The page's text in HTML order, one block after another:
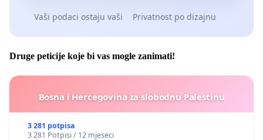
Vaši podaci ostaju vaši Privatnost po dizajnu
Druge peticije koje bi vas mogle zanimati!
Bosna i Hercegovina za slobodnu Palestinu
3 281 potpisa
3 281 Potpisi / 12 mjeseci